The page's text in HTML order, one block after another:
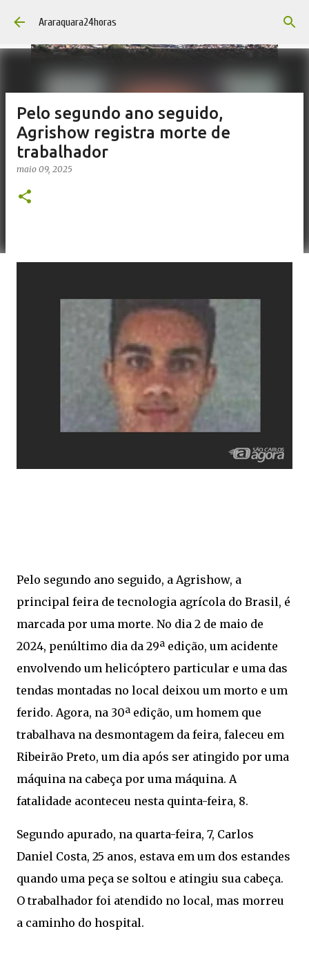
Pular para o conteúdo principal
Araraquara24horas
Pelo segundo ano seguido,
Agrishow registra morte de
trabalhador
maio 09, 2025
Pelo segundo ano seguido, a Agrishow, a
principal feira de tecnologia agrícola do Brasil, é
marcada por uma morte. No dia 2 de maio de
2024, penúltimo dia da 29ª edição, um acidente
envolvendo um helicóptero particular e uma das
tendas montadas no local deixou um morto e um
ferido. Agora, na 30ª edição, um homem que
trabalhava na desmontagem da feira, faleceu em
Ribeirão Preto, um dia após ser atingido por uma
máquina na cabeça por uma máquina. A
fatalidade aconteceu nesta quinta-feira, 8.
Segundo apurado, na quarta-feira, 7, Carlos
Daniel Costa, 25 anos, estava em um dos estandes
quando uma peça se soltou e atingiu sua cabeça.
O trabalhador foi atendido no local, mas morreu
a caminho do hospital.